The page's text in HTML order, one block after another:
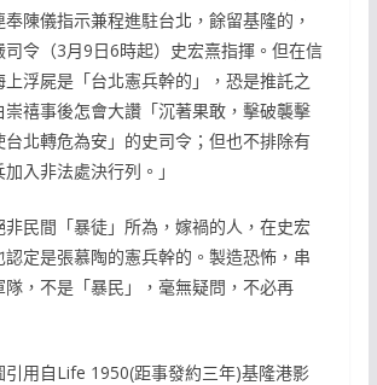
陳儀指示兼程進駐台北，餘留基隆的，
司令（3月9日6時起）史宏熹指揮。但在信
浮屍是「台北憲兵幹的」，恐是推託之
崇禧事後怎會大讚「沉著果敢，擊破襲擊
北轉危為安」的史司令；但也不排除有
入非法處決行列。」
非民間「暴徒」所為，嫁禍的人，在史宏
定是張慕陶的憲兵幹的。製造恐怖，串
，不是「暴民」，毫無疑問，不必再
引用自Life 1950(距事發約三年)基隆港影